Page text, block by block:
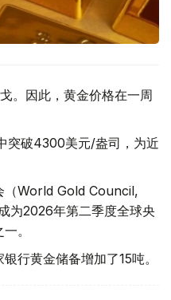
。因此，黄金价格在一周
突破4300美元/盎司，为近
（World Gold Council,
为2026年第二季度全球央
。
行黄金储备增加了15吨。